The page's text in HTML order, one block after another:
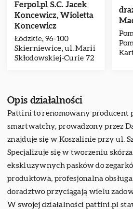
Ferpol.pl S.C. Jacek
Koncewicz, Wioletta
Koncewicz
Łódzkie, 96-100
Skierniewice, ul. Marii
Skłodowskiej-Curie 72
Opis działalności
Pattini to renomowany producent
smartwatchy, prowadzony przez
znajduje się w Koszalinie przy ul.
Specjalizuje się w tworzeniu
ekskluzywnych pasków do
produktowa, profesjonalna
doradztwo przyciągają wielu
W swojej działalności pattini.pl